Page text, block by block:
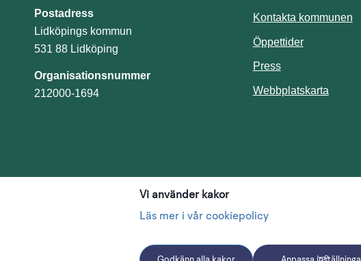
Vi använder kakor
Läs mer i vår cookiepolicy
Postadress
Lidköpings kommun
531 88 Lidköping
Organisationsnummer
212000-1694
Kontakta kommunen
Öppettider
Press
Webbplatskarta